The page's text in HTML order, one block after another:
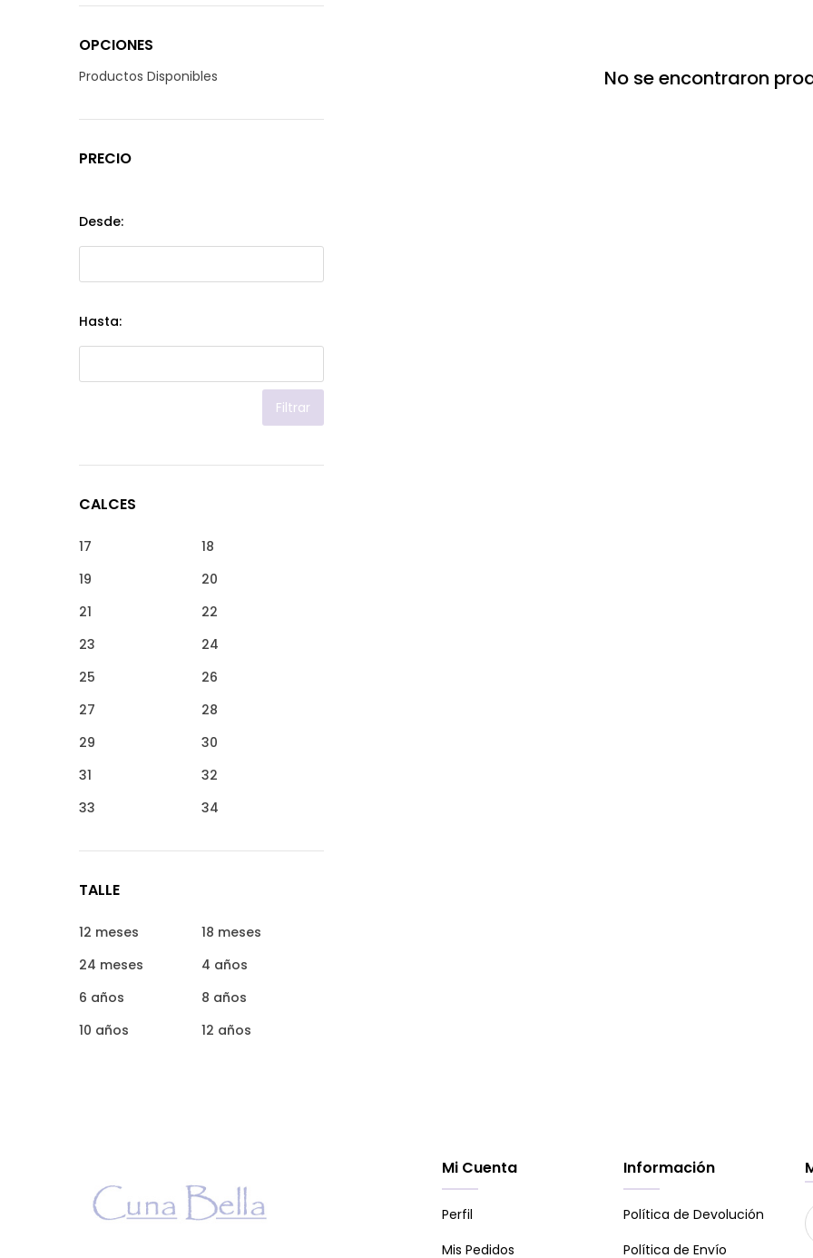
OPCIONES
Productos Disponibles
PRECIO
Desde:
Hasta:
Filtrar
CALCES
17
18
19
20
21
22
23
24
25
26
27
28
29
30
31
32
33
34
TALLE
12 meses
18 meses
24 meses
4 años
6 años
8 años
10 años
12 años
No se encontraron
Mi Cuenta
Perfil
Mis Pedidos
Información
Política de Devolución
Política de Envío